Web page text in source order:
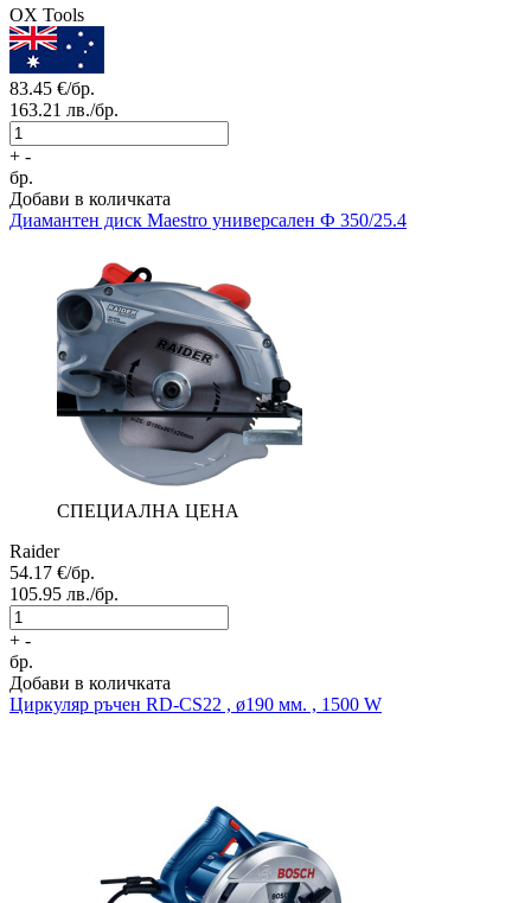
OX Tools
83.45 €/бр.
163.21 лв./бр.
+ -
бр.
Добави в количката
Диамантен диск Maestro универсален Ф 350/25.4
СПЕЦИАЛНА ЦЕНА
Raider
54.17 €/бр.
105.95 лв./бр.
+ -
бр.
Добави в количката
Циркуляр ръчен RD-CS22 , ø190 мм. , 1500 W